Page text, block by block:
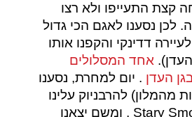
קצת התעייפו ולא רצו
לכן נסענו לאגם הכי גדול
דדינקי והקפנו אותו
אחד המסלולים
העדן . יום למחרת, נסענו
(20 דקות מהמלון) להרבניוק עלינו
מהעיירה Stary Smokovec , ומשם יצאנו